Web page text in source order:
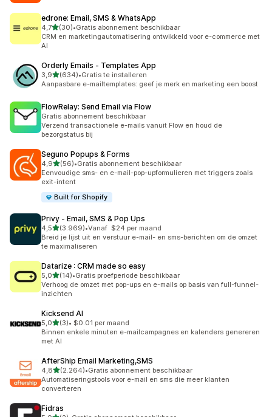
edrone: Email, SMS & WhatsApp
4,7van 5 sterren
(30)
30 recensies in totaal
•Gratis abonnement beschikbaar
CRM en marketingautomatisering ontwikkeld voor e-commerce met
AI
Orderly Emails ‑ Templates App
3,9van 5 sterren
(634)
634 recensies in totaal
•Gratis te installeren
Aanpasbare e-mailtemplates: geef je merk en marketing een boost
FlowRelay: Send Email via Flow
Gratis abonnement beschikbaar
Verzend transactionele e-mails vanuit Flow en houd de
bezorgstatus bij
Seguno Popups & Forms
4,9van 5 sterren
(56)
56 recensies in totaal
•Gratis abonnement beschikbaar
Eenvoudige sms- en e-mail-pop-upformulieren met triggers zoals
exit-intent
Built for Shopify
Privy ‑ Email, SMS & Pop Ups
4,5van 5 sterren
(3.969)
3969 recensies in totaal
•Vanaf $24 per maand
Breid je lijst uit en verstuur e-mail- en sms-berichten om de omzet
te maximaliseren
Datarize : CRM made so easy
5,0van 5 sterren
(14)
14 recensies in totaal
•Gratis proefperiode beschikbaar
Verhoog de omzet met pop-ups en e-mails op basis van full-funnel-
inzichten
Kicksend AI
5,0van 5 sterren
(3)
3 recensies in totaal
• $0.01 per maand
Binnen enkele minuten e-mailcampagnes en kalenders genereren
met AI
AfterShip Email Marketing,SMS
4,8van 5 sterren
(2.264)
2264 recensies in totaal
•Gratis abonnement beschikbaar
Automatiseringstools voor e-mail en sms die meer klanten
converteren
Fidras